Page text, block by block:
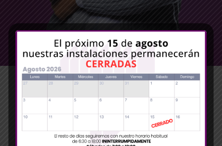
Más acerca dePaneles
aislantes URSA TERRA Mur